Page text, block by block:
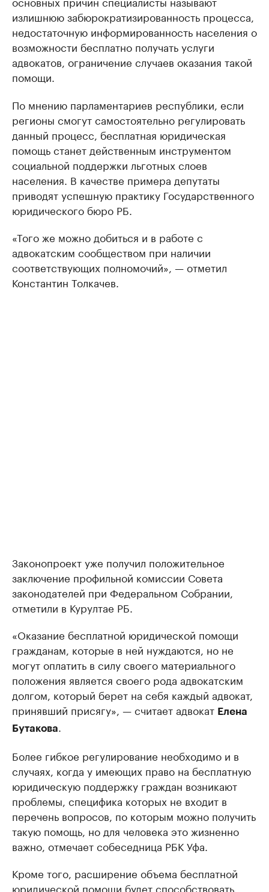
излишнюю забюрократизированность процесса,
недостаточную информированность населения о
возможности бесплатно получать услуги
адвокатов, ограничение случаев оказания такой
помощи.
По мнению парламентариев республики, если
регионы смогут самостоятельно регулировать
данный процесс, бесплатная юридическая
помощь станет действенным инструментом
социальной поддержки льготных слоев
населения. В качестве примера депутаты
приводят успешную практику Государственного
юридического бюро РБ.
«Того же можно добиться и в работе с
адвокатским сообществом при наличии
соответствующих полномочий», — отметил
Константин Толкачев.
Законопроект уже получил положительное
заключение профильной комиссии Совета
законодателей при Федеральном Собрании,
отметили в Курултае РБ.
«Оказание бесплатной юридической помощи
гражданам, которые в ней нуждаются, но не
могут оплатить в силу своего материального
положения является своего рода адвокатским
долгом, который берет на себя каждый адвокат,
принявший присягу», — считает адвокат Елена
Бутакова
Более гибкое регулирование необходимо и в
случаях, когда у имеющих право на бесплатную
юридическую поддержку граждан возникают
проблемы, специфика которых не входит в
перечень вопросов, по которым можно получить
такую помощь, но для человека это жизненно
важно, отмечает собеседница РБК Уфа.
Кроме того, расширение объема бесплатной
юридической помощи будет способствовать